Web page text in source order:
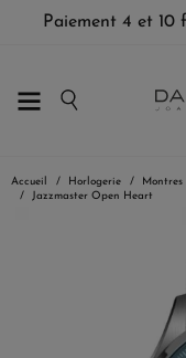
Paiement 4 et
Accueil Horlogerie Montres
Jazzmaster Open Heart